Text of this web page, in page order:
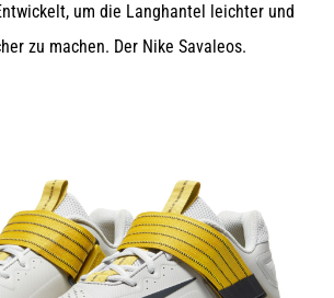
um die Langhantel leichter und
zu machen. Der Nike Savaleos.